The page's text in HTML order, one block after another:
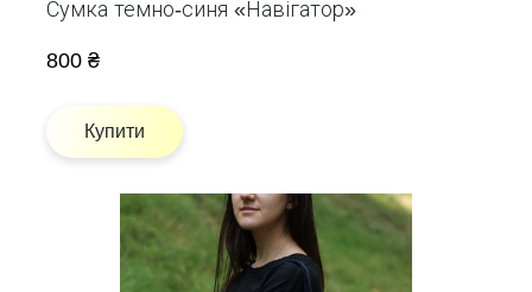
Сумка темно-синя «Навігатор»
800 ₴
Купити